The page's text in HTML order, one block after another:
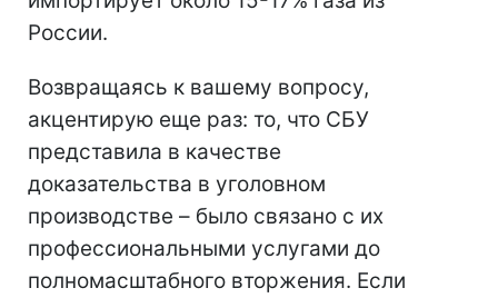
России.
Возвращаясь к вашему вопросу,
акцентирую еще раз: то, что СБУ
представила в качестве
доказательства в уголовном
производстве – было связано с их
профессиональными услугами до
полномасштабного вторжения. Если